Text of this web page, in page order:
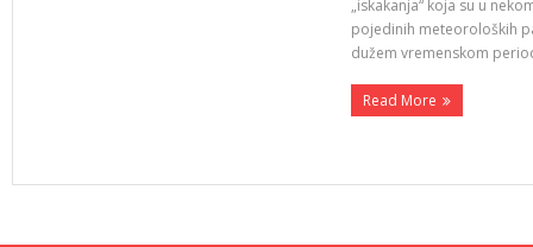
„iskakanja“ koja su u
pojedinih meteoroloških
dužem vremenskom
Read More